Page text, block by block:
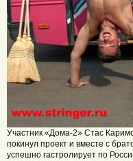
Участник «Дома-2» Стас
покинул проект и вместе с
успешно гастролирует по